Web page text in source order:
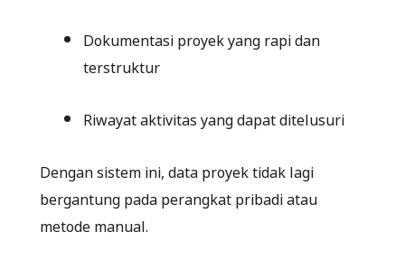
Dokumentasi proyek yang rapi dan
terstruktur
Riwayat aktivitas yang dapat ditelusuri
Dengan sistem ini, data proyek tidak lagi
bergantung pada perangkat pribadi atau
metode manual.